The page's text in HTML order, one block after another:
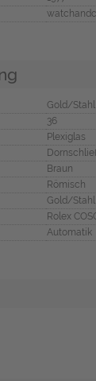
Gold/Stahl
36
Plexiglas
Braun
Römisch
Gold/Stahl
Rolex
Automatik